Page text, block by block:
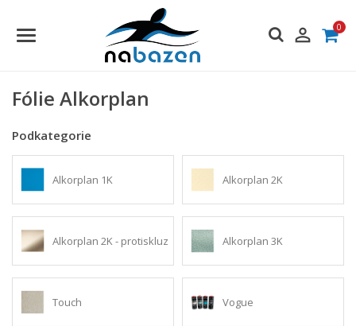
 0
Fólie Alkorplan
Podkategorie
Alkorplan 1K Alkorplan 2K
Alkorplan 2K - protiskluz Alkorplan 3K
Touch Vogue